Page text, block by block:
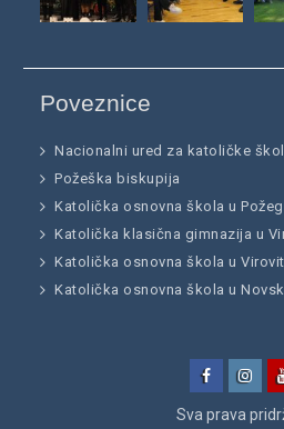
Poveznice
Nacionalni ured za katoličke
Požeška biskupija
Katolička osnovna škola u
Katolička klasična gimnazija u
Katolička osnovna škola u
Katolička osnovna škola u
Sva prava